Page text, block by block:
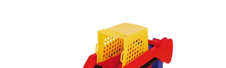
forinttól
- Személyes átvétel:
ingyenesen